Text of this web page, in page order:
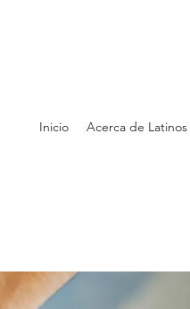
Inicio Acerca de Latinos